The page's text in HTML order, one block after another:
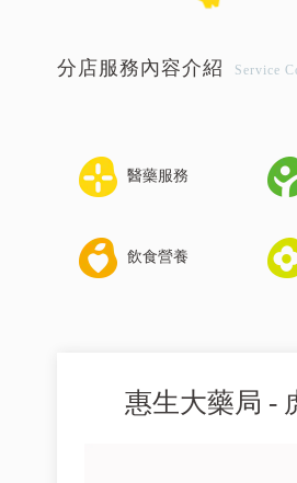
分店服務內容介紹 Service
醫藥服務
飲食營養
惠生大藥局 -